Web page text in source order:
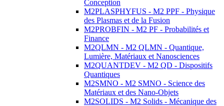
Conception
M2PLASPHYFUS - M2 PPF - Physique
des Plasmas et de la Fusion
M2PROBFIN - M2 PF - Probabilités et
Finance
M2QLMN - M2 QLMN - Quantique,
Lumière, Matériaux et Nanosciences
M2QUANTDEV - M2 QD - Dispositifs
Quantiques
M2SMNO - M2 SMNO - Science des
Matériaux et des Nano-Objets
M2SOLIDS - M2 Solids - Mécanique des